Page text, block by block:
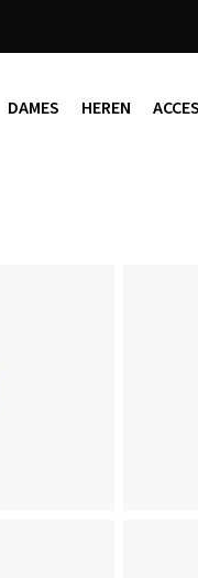
DAMES HEREN